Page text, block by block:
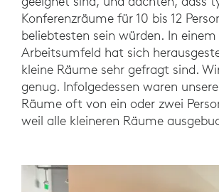
Konferenzräume für 10 bis 12
beliebtesten sein würden. In
Arbeitsumfeld hat sich
kleine Räume sehr gefragt sind.
genug. Infolgedessen waren
Räume oft von ein oder zwei
weil alle kleineren Räume